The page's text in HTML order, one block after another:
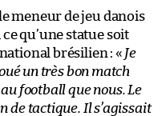
meneur de jeu danois
qu’une statue soit
brésilien : « Je
un très bon match
football que nous. Le
de tactique. Il s’agissait